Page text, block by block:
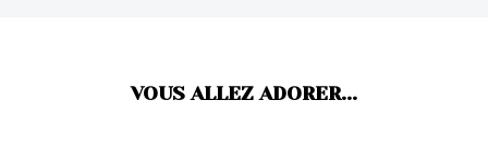
VOUS ALLEZ ADORER...